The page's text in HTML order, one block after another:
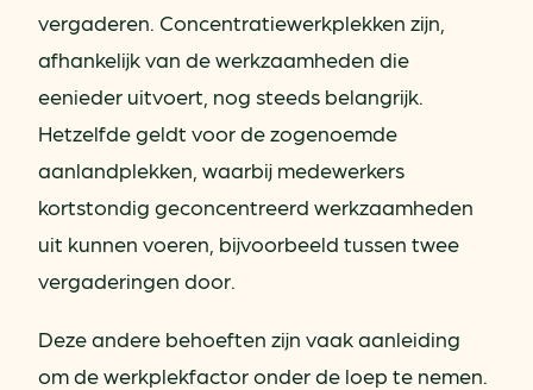
vergaderen. Concentratiewerkplekken zijn,
afhankelijk van de werkzaamheden die
eenieder uitvoert, nog steeds belangrijk.
Hetzelfde geldt voor de zogenoemde
aanlandplekken, waarbij medewerkers
kortstondig geconcentreerd werkzaamheden
uit kunnen voeren, bijvoorbeeld tussen twee
vergaderingen door.
Deze andere behoeften zijn vaak aanleiding
om de werkplekfactor onder de loep te nemen.